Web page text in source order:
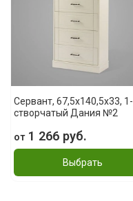
Сервант, 67,5x140,5x33, 1-
створчатый Дания №2
от1 266 руб.
Выбрать